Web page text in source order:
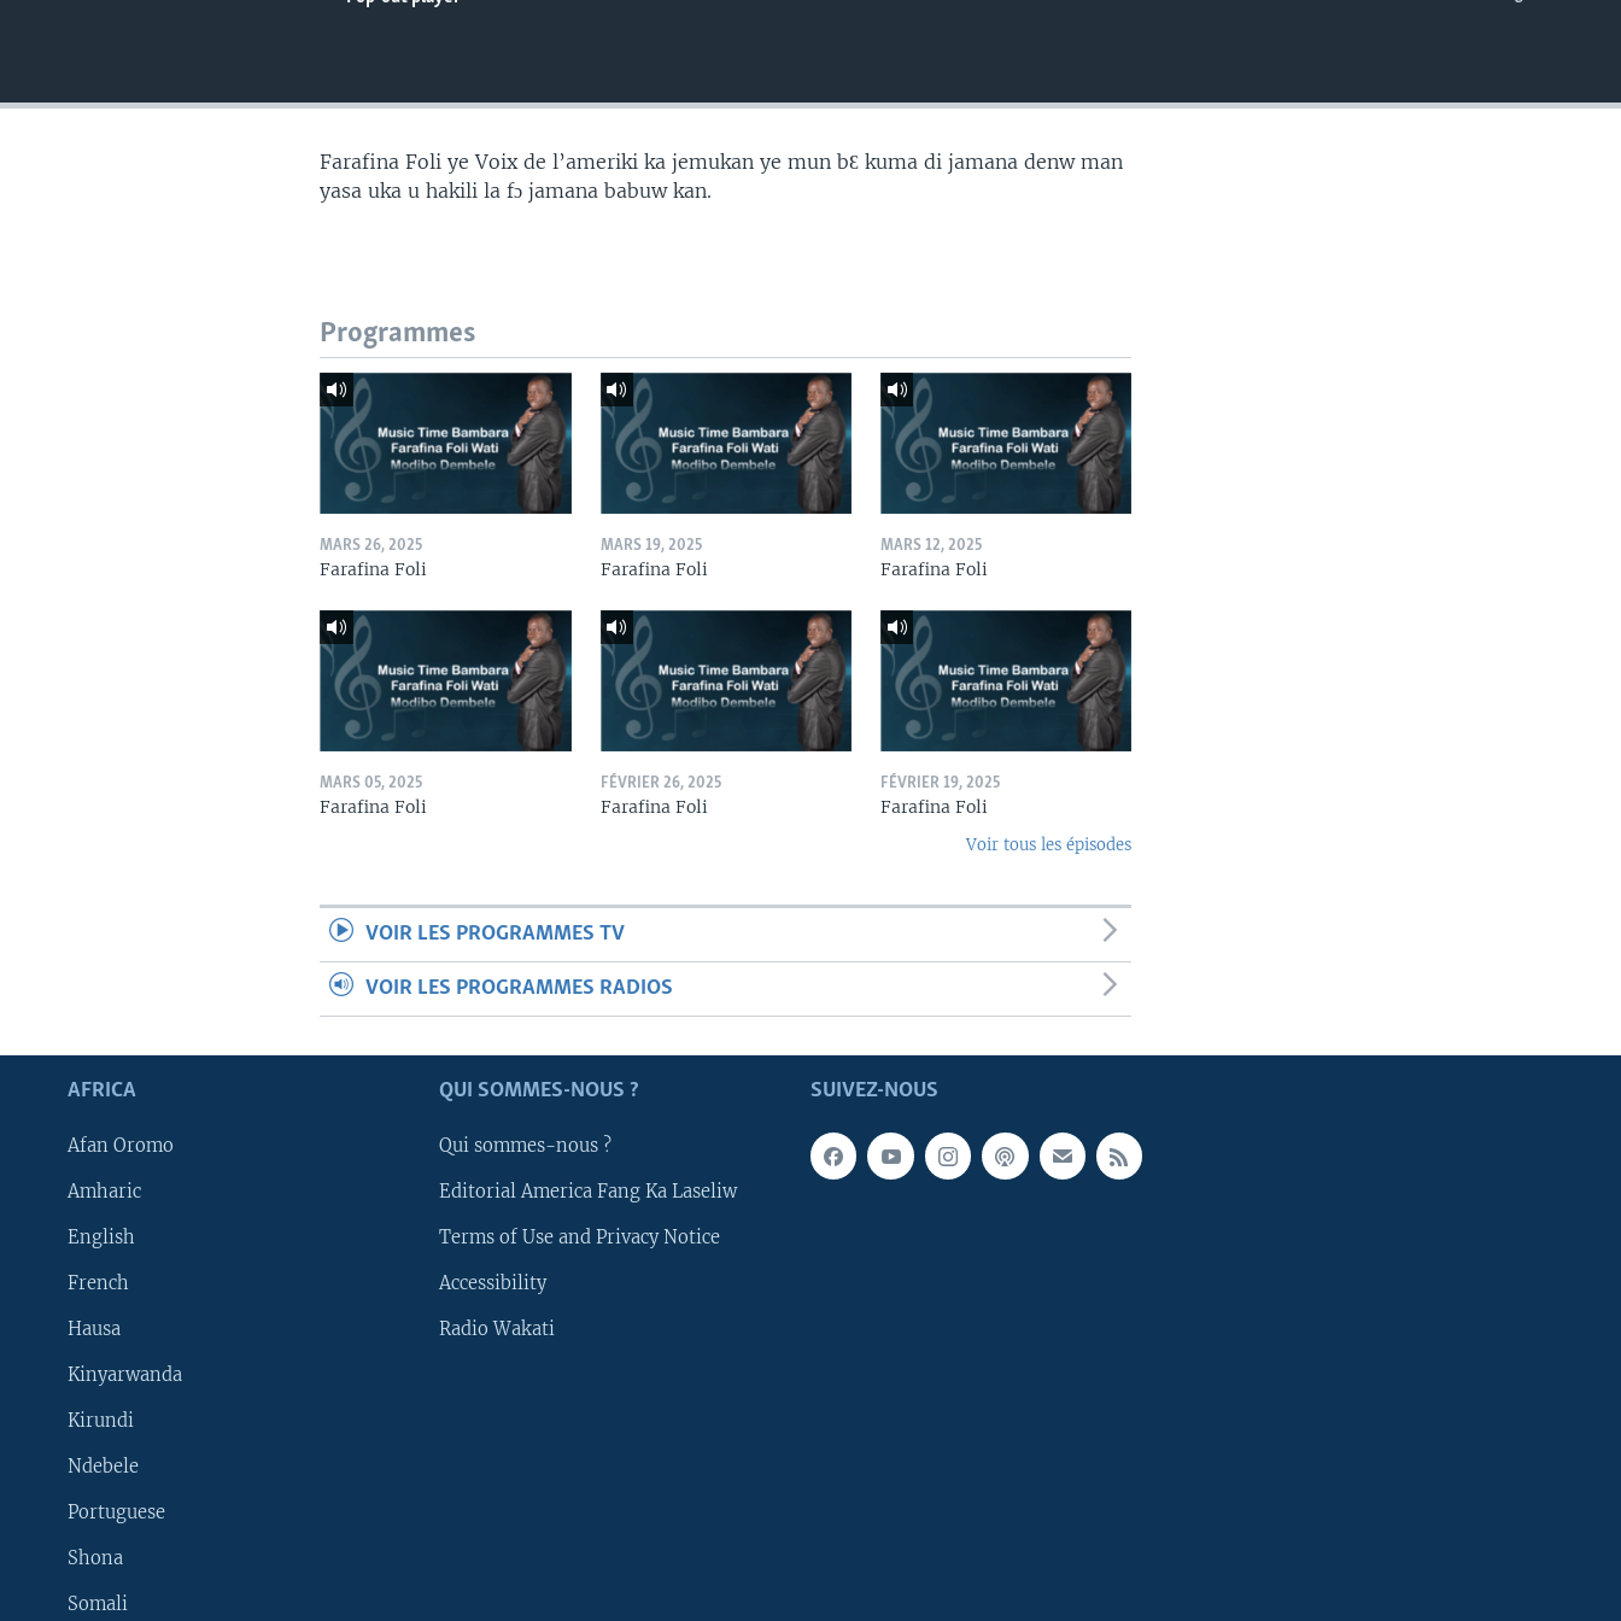
Farafina Foli ye Voix de l’ameriki ka jemukan ye mun bƐ kuma di jamana denw man
yasa uka u hakili la fɔ jamana babuw kan.
Programmes
MARS 26, 2025
Farafina Foli
MARS 19, 2025
Farafina Foli
MARS 12, 2025
Farafina Foli
MARS 05, 2025
Farafina Foli
FÉVRIER 26, 2025
Farafina Foli
FÉVRIER 19, 2025
Farafina Foli
Voir tous les épisodes
VOIR LES PROGRAMMES TV
VOIR LES PROGRAMMES RADIOS
SUIVEZ-NOUS
AFRICA
Afan Oromo
Amharic
English
French
Hausa
Kinyarwanda
Kirundi
Ndebele
Portuguese
Shona
Somali
QUI SOMMES-NOUS ?
Qui sommes-nous ?
Editorial America Fang Ka Laseliw
Terms of Use and Privacy Notice
Accessibility
Radio Wakati